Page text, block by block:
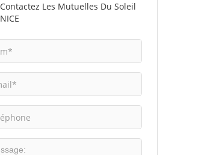
Contactez Les Mutuelles Du Soleil
NICE